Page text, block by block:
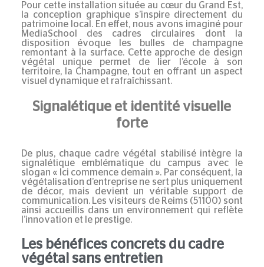
Pour cette installation située au cœur du Grand Est,
la conception graphique s’inspire directement du
patrimoine local. En effet, nous avons imaginé pour
MediaSchool
des cadres circulaires dont la
disposition évoque les bulles de champagne
remontant à la surface. Cette approche de design
végétal
unique permet de lier l’école à son
territoire, la Champagne, tout en offrant un aspect
visuel dynamique et rafraîchissant.
Signalétique et identité visuelle
forte
De plus, chaque cadre végétal stabiliséintègre la
signalétique emblématique du campus avec le
slogan « Ici commence demain ». Par conséquent, la
végétalisation d’entreprisene sert plus uniquement
de décor, mais devient un véritable support de
communication. Les visiteurs de Reims (51100)sont
ainsi accueillis dans un environnement qui reflète
l’innovation et le prestige.
Les bénéfices concrets du cadre
végétal sans entretien